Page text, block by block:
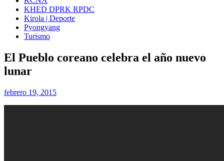
KHED DPRK RPDC
Kirola | Deporte
Pyongyang
Turismo
El Pueblo coreano celebra el año nuevo
lunar
febrero 19, 2015